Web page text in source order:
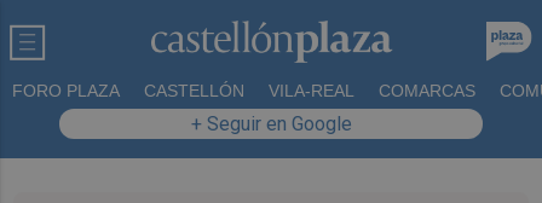
FORO PLAZA CASTELLÓN VILA-REAL COMARCAS
+ Seguir en Google